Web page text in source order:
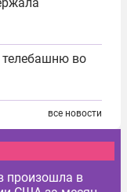
во
все новости
произошла в